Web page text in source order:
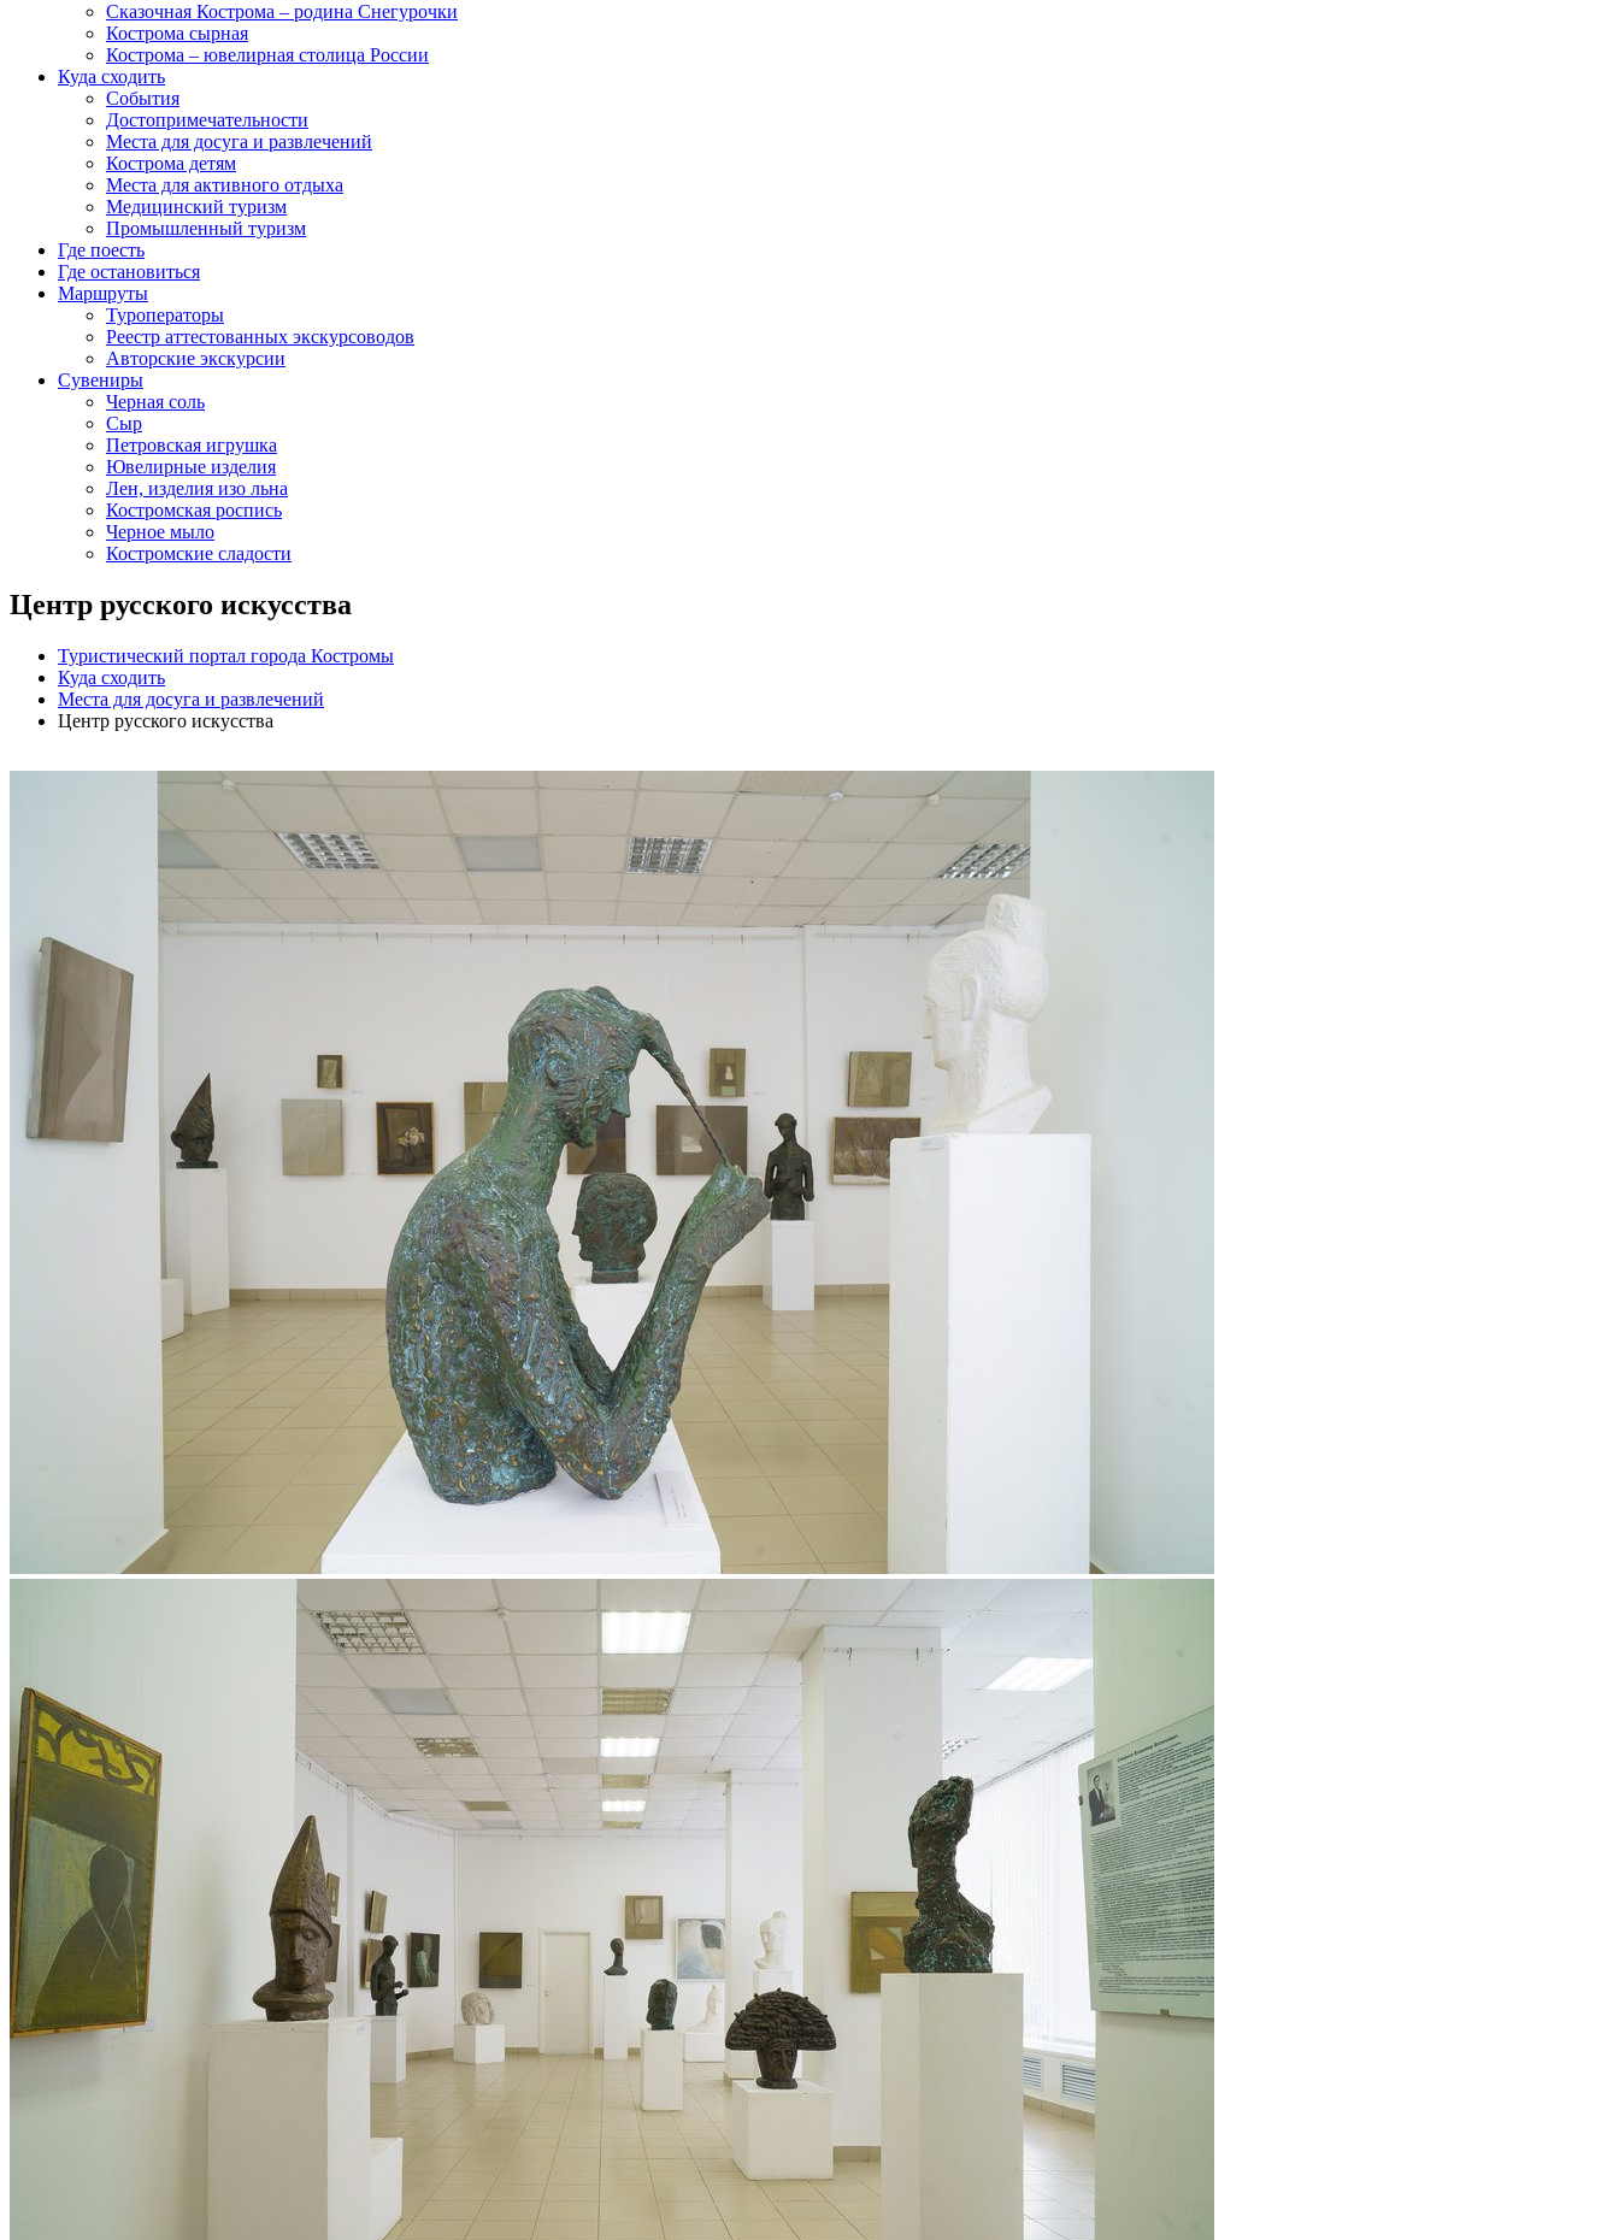
Сказочная Кострома – родина Снегурочки
Кострома сырная
Кострома – ювелирная столица России
Куда сходить
События
Достопримечательности
Места для досуга и развлечений
Кострома детям
Места для активного отдыха
Медицинский туризм
Промышленный туризм
Где поесть
Где остановиться
Маршруты
Туроператоры
Реестр аттестованных экскурсоводов
Авторские экскурсии
Сувениры
Черная соль
Сыр
Петровская игрушка
Ювелирные изделия
Лен, изделия изо льна
Костромская роспись
Черное мыло
Костромские сладости
Центр русского искусства
Туристический портал города Костромы
Куда сходить
Места для досуга и развлечений
Центр русского искусства